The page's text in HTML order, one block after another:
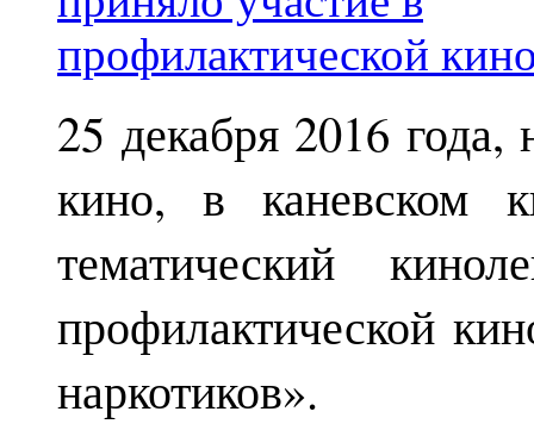
25 декабря 2016
кино, в каневском
тематический
профилактической
наркотиков».